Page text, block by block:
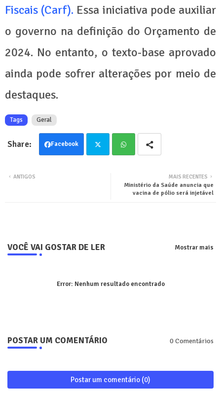
Fiscais (Carf). Essa iniciativa pode auxiliar
o governo na definição do Orçamento de
2024. No entanto, o texto-base aprovado
ainda pode sofrer alterações por meio de
destaques.
Tags Geral
Facebook
tsa
MAIS RECENTES
Ministério da Saúde anuncia que
vacina de pólio será injetável
ANTIGOS
VOCÊ VAI GOSTAR DE LER Mostrar mais
Error: Nenhum resultado encontrado
POSTAR UM COMENTÁRIO 0 Comentários
Postar um comentário (0)